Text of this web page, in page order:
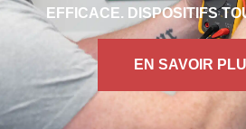
EFFICACE. DISPOSITIFS
EN SAVOIR